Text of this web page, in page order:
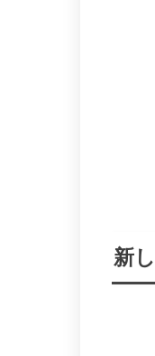
新